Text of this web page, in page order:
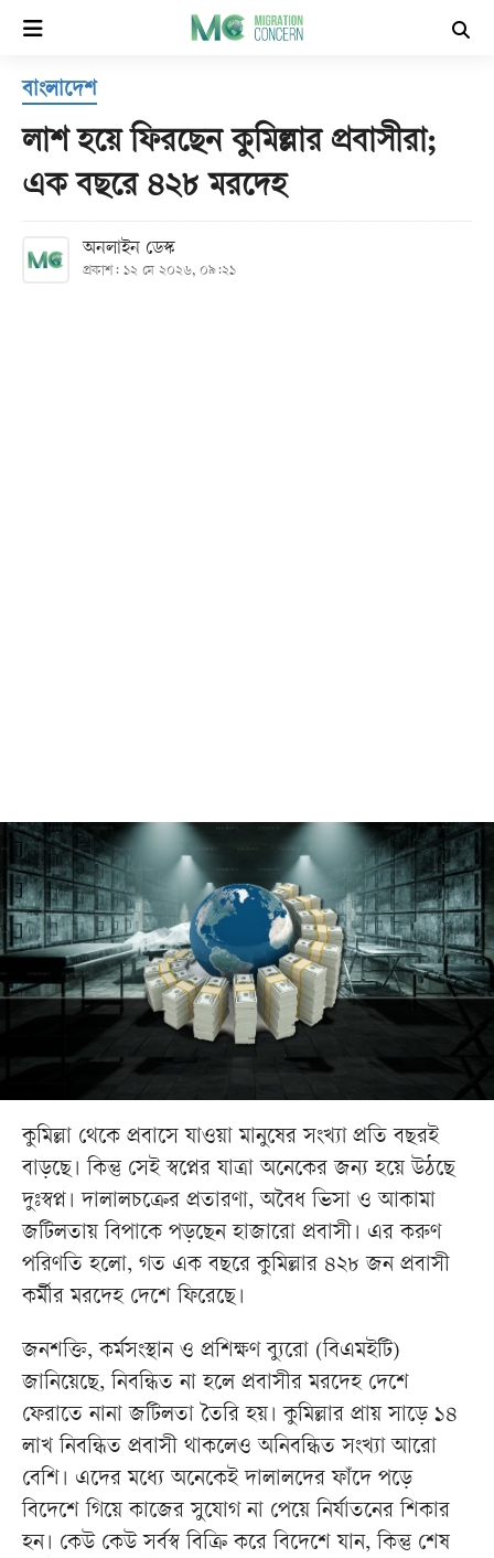
হোম
সর্বশেষ
বিভাগ
বাংলাদেশ
লাশ হয়ে ফিরছেন কুমিল্লার প্রবাসীরা;
এক বছরে ৪২৮ মরদেহ
অনলাইন ডেস্ক
প্রকাশ: ১২ মে ২০২৬, ০৯:২১
কুমিল্লা থেকে প্রবাসে যাওয়া মানুষের সংখ্যা প্রতি বছরই
বাড়ছে। কিন্তু সেই স্বপ্নের যাত্রা অনেকের জন্য হয়ে উঠছে
দুঃস্বপ্ন। দালালচক্রের প্রতারণা, অবৈধ ভিসা ও আকামা
জটিলতায় বিপাকে পড়ছেন হাজারো প্রবাসী। এর করুণ
পরিণতি হলো, গত এক বছরে কুমিল্লার ৪২৮ জন প্রবাসী
কর্মীর মরদেহ দেশে ফিরেছে।
জনশক্তি, কর্মসংস্থান ও প্রশিক্ষণ ব্যুরো (বিএমইটি)
জানিয়েছে, নিবন্ধিত না হলে প্রবাসীর মরদেহ দেশে
ফেরাতে নানা জটিলতা তৈরি হয়। কুমিল্লার প্রায় সাড়ে ১৪
লাখ নিবন্ধিত প্রবাসী থাকলেও অনিবন্ধিত সংখ্যা আরো
বেশি। এদের মধ্যে অনেকেই দালালদের ফাঁদে পড়ে
বিদেশে গিয়ে কাজের সুযোগ না পেয়ে নির্যাতনের শিকার
হন। কেউ কেউ সর্বস্ব বিক্রি করে বিদেশে যান, কিন্তু শেষ